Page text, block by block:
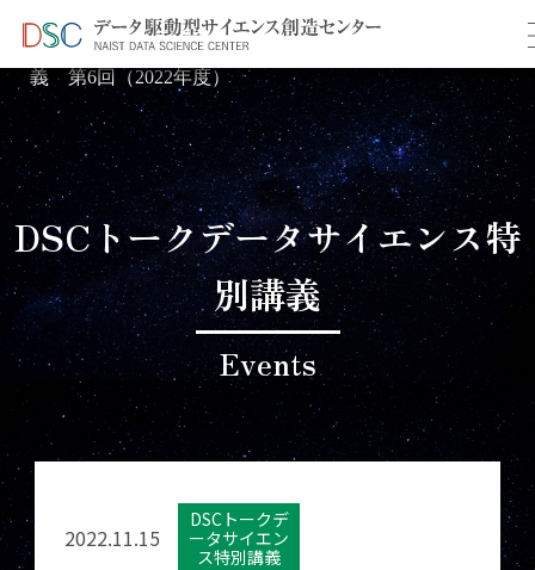
TOP ＞ イベント情報
＞ データサイエンス特別講
義 第6回（2022年度）
DSCトークデータサイエンス特
別講義
Events
2022.11.15
DSCトークデ
ータサイエン
ス特別講義